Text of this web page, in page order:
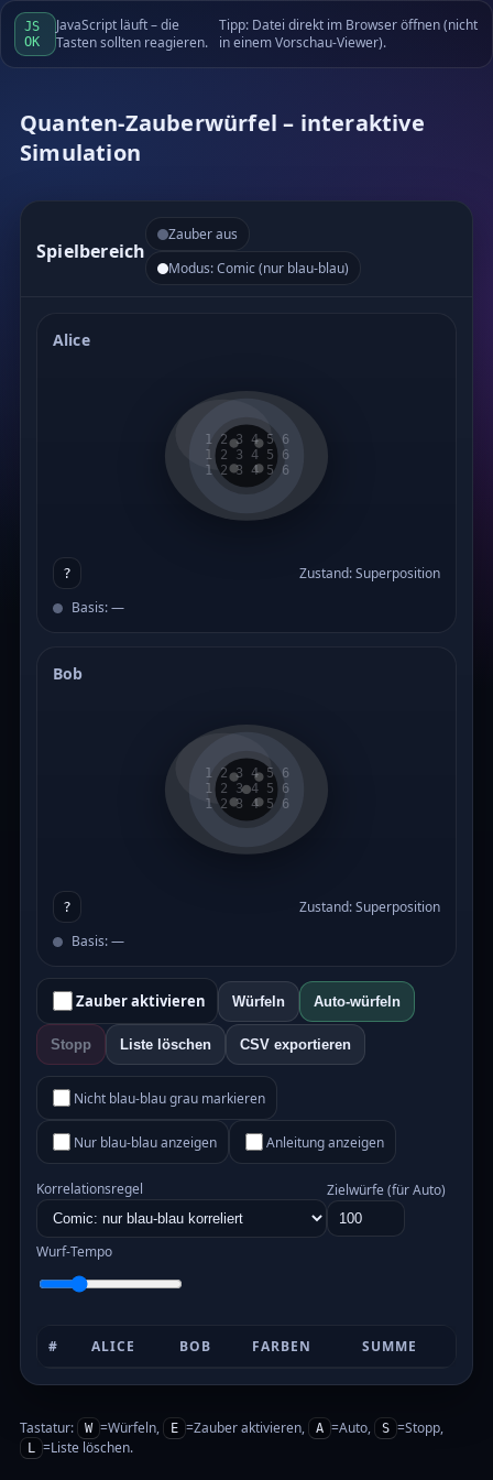
JS
OK
JavaScript läuft – die
Tasten sollten reagieren.
Tipp: Datei direkt im Browser öffnen (nicht
in einem Vorschau-Viewer).
Quanten-Zauberwürfel – interaktive
Simulation
Spielbereich
Zauber aus
Modus: Comic (nur blau-blau)
Alice
1 2 3 4 5 6
1 2 3 4 5 6
1 2 3 4 5 6
?
Zustand: Superposition
Basis: —
Bob
1 2 3 4 5 6
1 2 3 4 5 6
1 2 3 4 5 6
?
Zustand: Superposition
Basis: —
Zauber aktivieren Würfeln Auto-würfeln
Stopp Liste löschen CSV exportieren
Nicht blau-blau grau markieren
Nur blau-blau anzeigen Anleitung anzeigen
Korrelationsregel Zielwürfe (für Auto)
Wurf-Tempo
# ALICE BOB FARBEN SUMME
Tastatur: W =Würfeln, E =Zauber aktivieren, A =Auto, S =Stopp,
L =Liste löschen.